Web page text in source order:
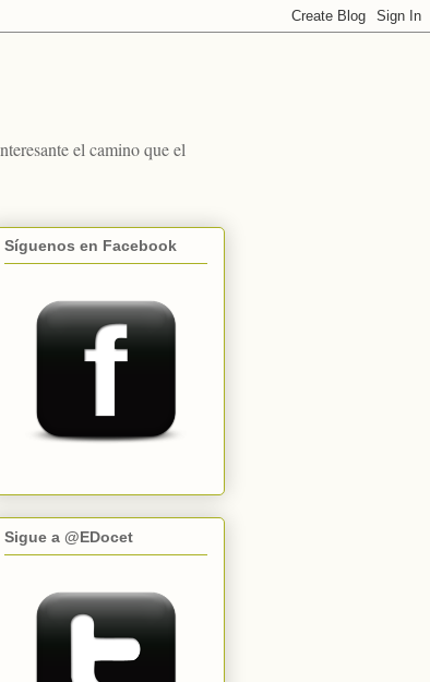
el camino que el
Síguenos en Facebook
Sigue a @EDocet